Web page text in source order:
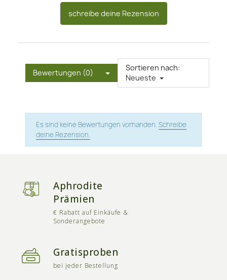
schreibe deine Rezension
Bewertungen (0)
Sortieren nach:
Neueste
Es sind keine Bewertungen vorhanden. Schreibe
deine Rezension.
Aphrodite
Prämien
€ Rabatt auf Einkäufe &
Sonderangebote
Gratisproben
bei jeder Bestellung